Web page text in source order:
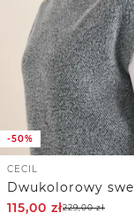
-50%
CECIL
115,00 zł229,00zł